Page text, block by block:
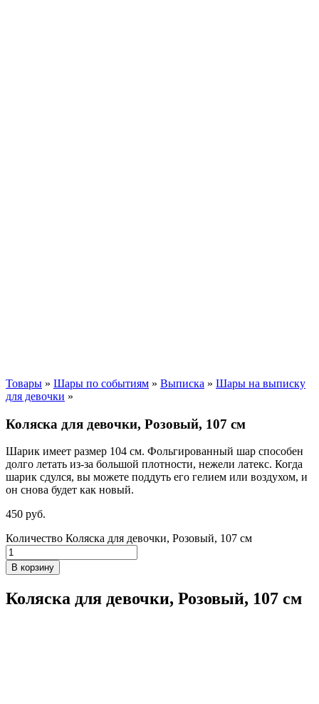
Товары » Шары по событиям » Выписка » Шары на выписку
для девочки »
Коляска для девочки, Розовый, 107 см
Шарик имеет размер 104 см. Фольгированный шар способен
долго летать из-за большой плотности, нежели латекс. Когда
шарик сдулся, вы можете поддуть его гелием или воздухом, и
он снова будет как новый.
450 руб.
Количество Коляска для девочки, Розовый, 107 см
В корзину
Коляска для девочки, Розовый, 107 см